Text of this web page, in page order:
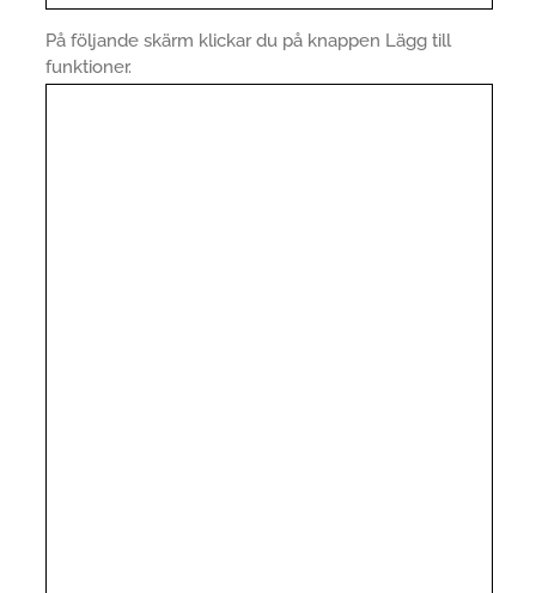
På följande skärm klickar du på knappen Lägg till
funktioner.